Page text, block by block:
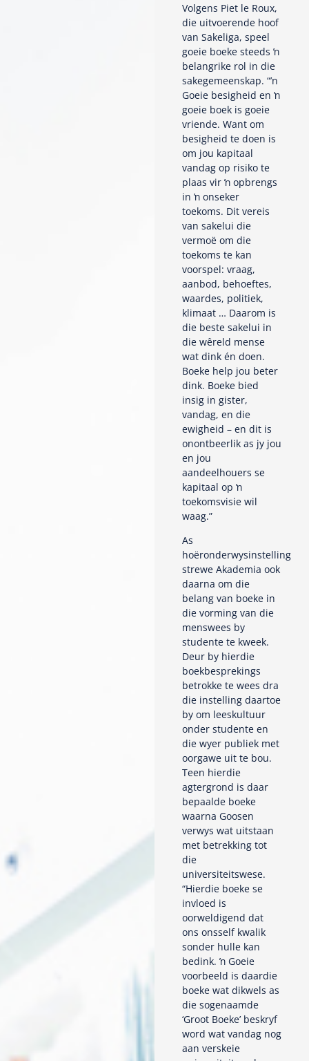
Volgens Piet le Roux,
die uitvoerende hoof
van Sakeliga, speel
goeie boeke steeds ŉ
belangrike rol in die
sakegemeenskap. “’n
Goeie besigheid en ŉ
goeie boek is goeie
vriende. Want om
besigheid te doen is
om jou kapitaal
vandag op risiko te
plaas vir ŉ opbrengs
in ŉ onseker
toekoms. Dit vereis
van sakelui die
vermoë om die
toekoms te kan
voorspel: vraag,
aanbod, behoeftes,
waardes, politiek,
klimaat … Daarom is
die beste sakelui in
die wêreld mense
wat dink én doen.
Boeke help jou beter
dink. Boeke bied
insig in gister,
vandag, en die
ewigheid – en dit is
onontbeerlik as jy jou
en jou
aandeelhouers se
kapitaal op ŉ
toekomsvisie wil
waag.”
As
hoëronderwysinstelling
strewe Akademia ook
daarna om die
belang van boeke in
die vorming van die
menswees by
studente te kweek.
Deur by hierdie
boekbesprekings
betrokke te wees dra
die instelling daartoe
by om leeskultuur
onder studente en
die wyer publiek met
oorgawe uit te bou.
Teen hierdie
agtergrond is daar
bepaalde boeke
waarna Goosen
verwys wat uitstaan
met betrekking tot
die
universiteitswese.
“Hierdie boeke se
invloed is
oorweldigend dat
ons onsself kwalik
sonder hulle kan
bedink. ŉ Goeie
voorbeeld is daardie
boeke wat dikwels as
die sogenaamde
‘Groot Boeke’ beskryf
word wat vandag nog
aan verskeie